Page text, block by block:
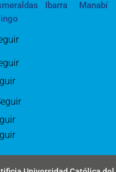
Ibarra
Manabí